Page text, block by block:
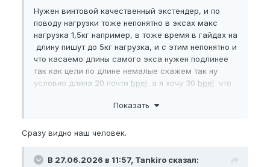
Нужен винтовой качественный экстендер, и по
поводу нагрузки тоже непонятно в эксах макс
нагрузка 1,5кг например, в тоже время в гайдах на
длину пишут до 5кг нагрузка, и с этим непонятно и
что касаемо длины самого экса нужен подлинее
так как цели по длине немалые скажем так ну
условно длина 20 почти bpel а я хочу 30 bpel что
Показать
Сразу видно наш человек.
В 27.06.2026 в 11:57, Tankiro сказал: